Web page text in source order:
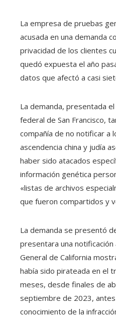
La empresa de pruebas
acusada en una demanda
privacidad de los clientes
quedó expuesta el año
datos que afectó a casi
La demanda, presentada
federal de San Francisco,
compañía de no notificar a
ascendencia china y judía
haber sido atacados
información genética
«listas de archivos
que fueron compartidos y
La demanda se presentó
presentara una notificación
General de California
había sido pirateada en el
meses, desde finales de
septiembre de 2023,
conocimiento de la